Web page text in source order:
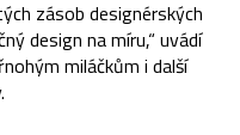
zásob designérských
design na míru,“ uvádí
miláčkům i další